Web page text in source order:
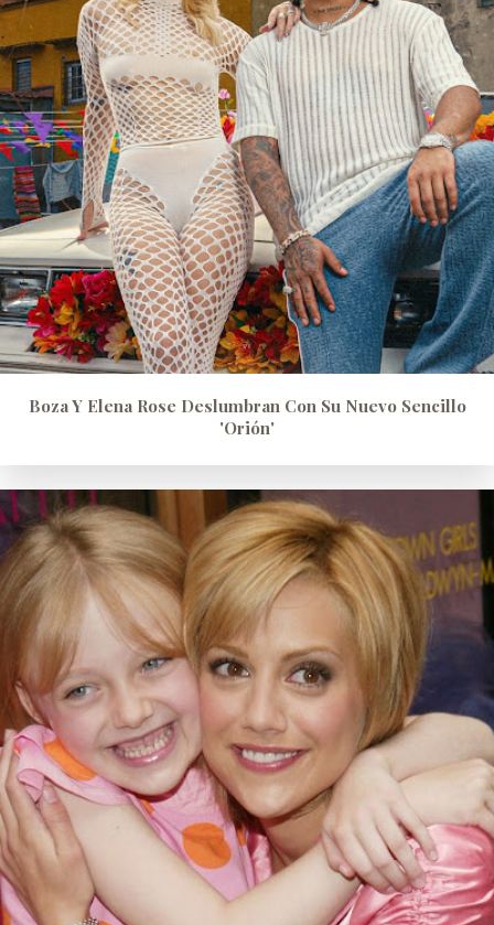
Boza Y Elena Rose Deslumbran Con Su Nuevo Sencillo
'Orión'